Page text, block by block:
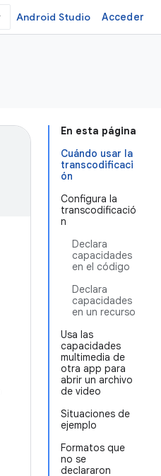
Android Studio Acceder
En esta página
Cuándo usar la
transcodificaci
ón
Configura la
transcodificació
n
Declara
capacidades
en el código
Declara
capacidades
en un recurso
Usa las
capacidades
multimedia de
otra app para
abrir un archivo
de video
Situaciones de
ejemplo
Formatos que
no se
declararon